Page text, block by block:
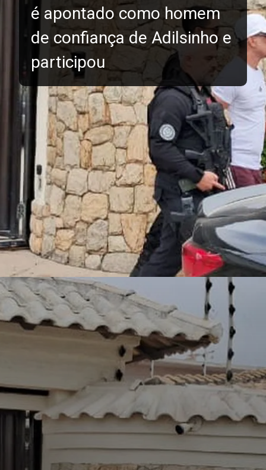
é apontado como homem
de confiança de Adilsinho e
participou